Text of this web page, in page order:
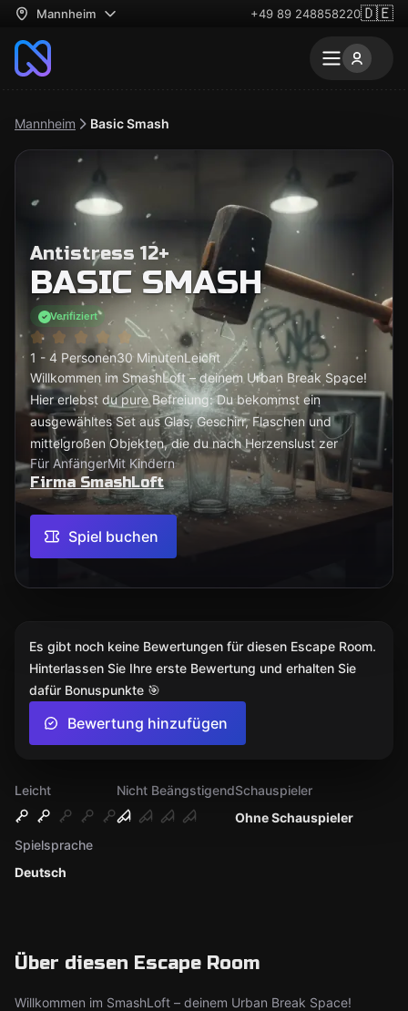
Mannheim +49 89 248858220🇩🇪
Mannheim Basic Smash
Antistress 12+
BASIC SMASH
Verifiziert
1 - 4 Personen30 MinutenLeicht
Willkommen im SmashLoft – deinem Urban Break Space!
Hier erlebst du pure Befreiung: Du bekommst ein
ausgewähltes Set aus Glas, Geschirr, Flaschen und
mittelgroßen Objekten, die du nach Herzenslust zer
Für AnfängerMit Kindern
Firma SmashLoft
Spiel buchen
Leicht
Nicht Beängstigend
Ohne Schauspieler
Schauspieler
Deutsch
Spielsprache
Über diesen Escape Room
Willkommen im SmashLoft – deinem Urban Break Space!
Es gibt noch keine Bewertungen für diesen Escape Room.
Hinterlassen Sie Ihre erste Bewertung und erhalten Sie
dafür Bonuspunkte 🎯
Bewertung hinzufügen